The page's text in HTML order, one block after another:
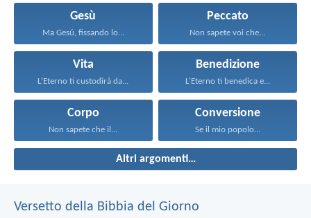
Gesù
Ma Gesú, fissando lo...
Peccato
Non sapete voi che...
Vita
L'Eterno ti custodirà da...
Benedizione
L'Eterno ti benedica e...
Corpo
Non sapete che il...
Conversione
Se il mio popolo...
Altri argomenti…
Versetto della Bibbia del Giorno